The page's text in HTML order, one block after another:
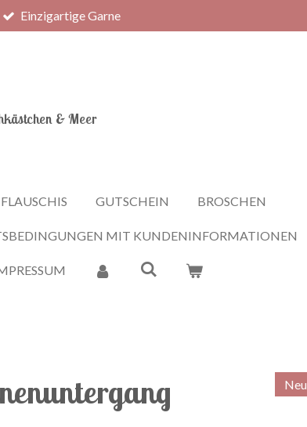
Einzigartige Garne
& Meer
FLAUSCHIS GUTSCHEIN BROSCHEN
MIT KUNDENINFORMATIONEN
Neu